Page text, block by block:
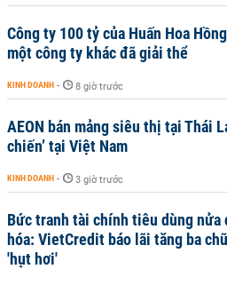
Công ty 100 tỷ của Huấn Hoa
một công ty khác đã giải thể
KINH DOANH - 8 giờ trước
AEON bán mảng siêu thị tại Thái
chiến’ tại Việt Nam
KINH DOANH - 3 giờ trước
Bức tranh tài chính tiêu dùng nửa
hóa: VietCredit báo lãi tăng ba
'hụt hơi'